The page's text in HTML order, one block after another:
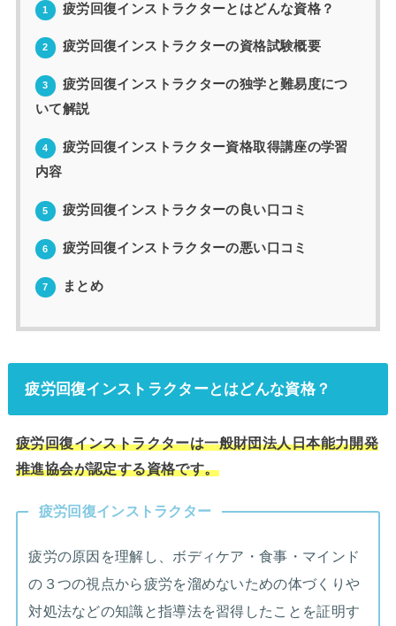
1 疲労回復インストラクターとはどんな資格？
2 疲労回復インストラクターの資格試験概要
3
疲労回復インストラクターの独学と難易度につ
いて解説
4
疲労回復インストラクター資格取得講座の学習
内容
5 疲労回復インストラクターの良い口コミ
6 疲労回復インストラクターの悪い口コミ
7 まとめ
疲労回復インストラクターとはどんな資格？
疲労回復インストラクターは一般財団法人日本能力開発
推進協会が認定する資格です。
疲労回復インストラクター
疲労の原因を理解し、ボディケア・食事・マインド
の３つの視点から疲労を溜めないための体づくりや
対処法などの知識と指導法を習得したことを証明す